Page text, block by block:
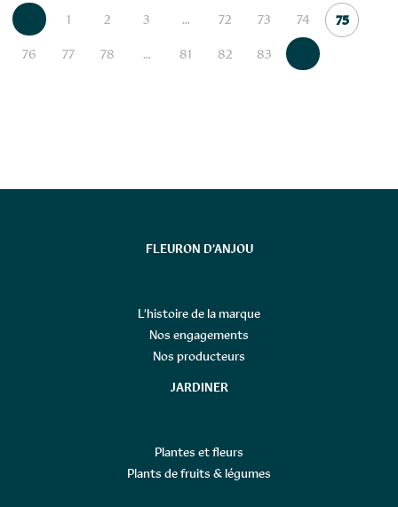
1 2 3 … 72 73 74 75
76 77 78 … 81 82 83
FLEURON D’ANJOU
L’histoire de la marque
Nos engagements
Nos producteurs
JARDINER
Plantes et fleurs
Plants de fruits & légumes